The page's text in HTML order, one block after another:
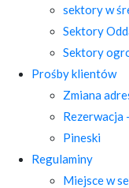
sektory w
Sektory
Sektory
Prośby klientów
Zmiana
Rezerwacja
Pineski
Regulaminy
Miejsce w